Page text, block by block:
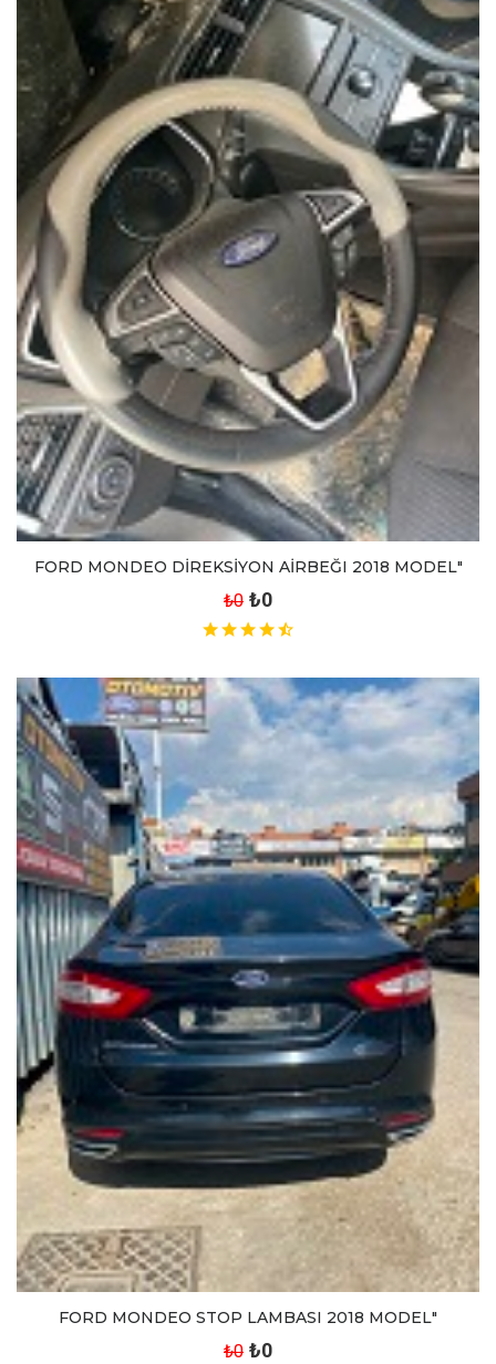
FORD MONDEO DİREKSİYON AİRBEĞI 2018 MODEL"
₺0 ₺0
FORD MONDEO STOP LAMBASI 2018 MODEL"
₺0 ₺0